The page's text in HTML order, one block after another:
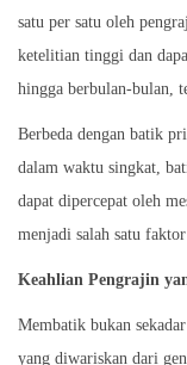
satu per satu oleh
ketelitian tinggi dan
hingga berbulan-bulan,
Berbeda dengan batik
dalam waktu singkat,
dapat dipercepat oleh
menjadi salah satu
Keahlian Pengrajin
Membatik bukan
yang diwariskan dari